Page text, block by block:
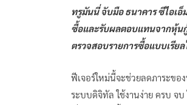
ทรูมันนี่ จับมือ ธนาคาร ซีไอเอ็
ซื้อและรับผลตอบแทนจากหุ้นกู้
ตรวจสอบรายการซื้อแบบเรียล
ฟีเจอร์ใหม่นี้จะช่วยลดภาระขอ
ระบบดิจิทัล ใช้งานง่าย ครบ จ